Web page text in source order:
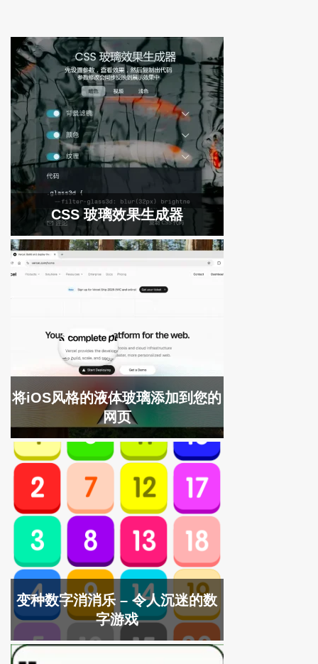
CSS 玻璃效果生成器
将iOS风格的液体玻璃添加到您的
网页
变种数字消消乐 – 令人沉迷的数
字游戏